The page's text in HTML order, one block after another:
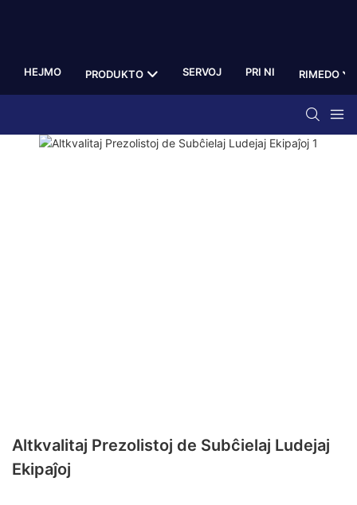
HEJMO PRODUKTO SERVOJ PRI NI RIMEDO
Altkvalitaj Prezolistoj de Subĉielaj Ludejaj
Ekipaĵoj